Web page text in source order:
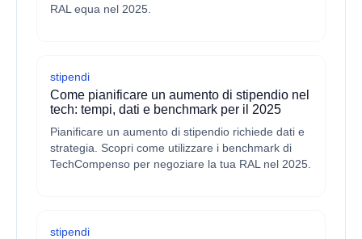
RAL equa nel 2025.
stipendi
Come pianificare un aumento di stipendio nel
tech: tempi, dati e benchmark per il 2025
Pianificare un aumento di stipendio richiede dati e
strategia. Scopri come utilizzare i benchmark di
TechCompenso per negoziare la tua RAL nel 2025.
stipendi